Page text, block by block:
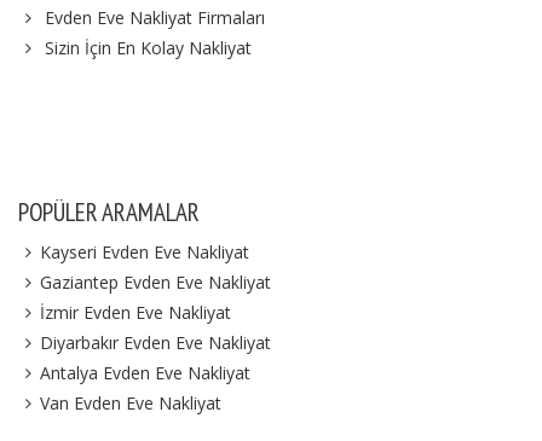
Evden Eve Nakliyat Firmaları
Sizin İçin En Kolay Nakliyat
POPÜLER ARAMALAR
Kayseri Evden Eve Nakliyat
Gaziantep Evden Eve Nakliyat
İzmir Evden Eve Nakliyat
Diyarbakır Evden Eve Nakliyat
Antalya Evden Eve Nakliyat
Van Evden Eve Nakliyat